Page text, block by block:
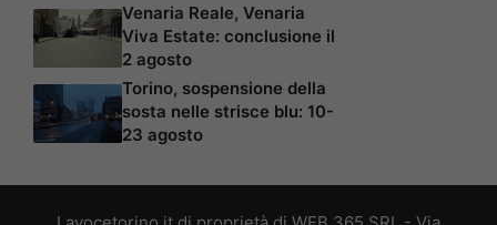
Venaria Reale, Venaria
Viva Estate: conclusione il
2 agosto
Torino, sospensione della
sosta nelle strisce blu: 10-
23 agosto